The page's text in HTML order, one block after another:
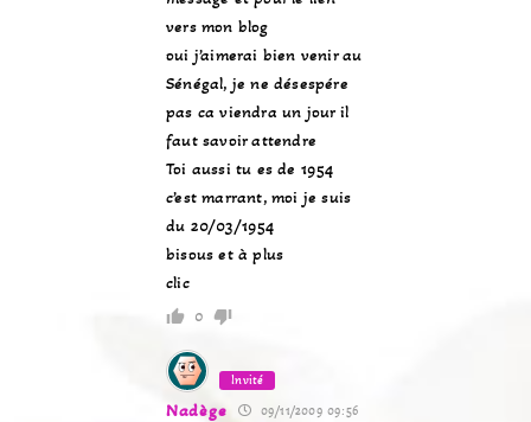
vers mon blog
oui j’aimerai bien venir au
Sénégal, je ne désespére
pas ca viendra un jour il
faut savoir attendre
Toi aussi tu es de 1954
c’est marrant, moi je suis
du 20/03/1954
bisous et à plus
clic
0
Invité
Nadège 09/11/2009 09:56